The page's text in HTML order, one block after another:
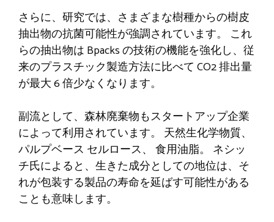
さらに、研究では、さまざまな樹種からの樹皮
抽出物の抗菌可能性が強調されています。 これ
らの抽出物は Bpacks の技術の機能を強化し、従
来のプラスチック製造方法に比べて CO2 排出量
が最大 6 倍少なくなります。
副流として、森林廃棄物もスタートアップ企業
によって利用されています。 天然生化学物質、
パルプベース セルロース、 食用油脂。 ネシッ
チ氏によると、生きた成分としての地位は、そ
れが包装する製品の寿命を延ばす可能性がある
ことも意味します。